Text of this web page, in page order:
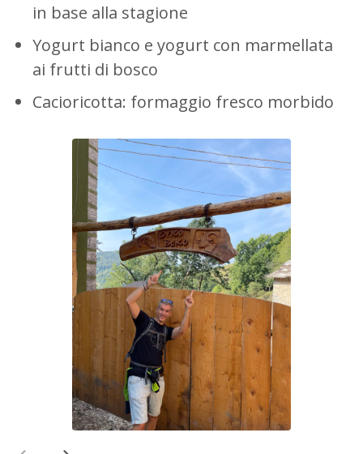
in base alla stagione
Yogurt bianco e yogurt con marmellata
ai frutti di bosco
Cacioricotta: formaggio fresco morbido